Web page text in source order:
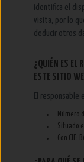
identifica el
visita, por lo
deducir otros
¿QUIÉN ES EL
ESTE SITIO
El responsable
Número
Situado
Con CIF: